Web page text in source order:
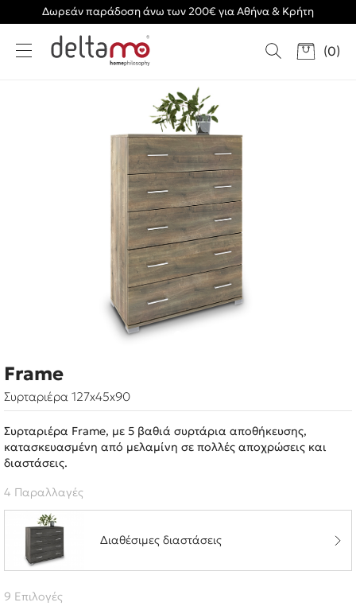
Δωρεάν παράδοση άνω των 200€ για Αθήνα & Κρήτη
(0)
Frame
Συρταριέρα 127x45x90
Συρταριέρα Frame, με 5 βαθιά συρτάρια αποθήκευσης,
κατασκευασμένη από μελαμίνη σε πολλές αποχρώσεις και
διαστάσεις.
4 Παραλλαγές
Διαθέσιμες διαστάσεις
9 Επιλογές